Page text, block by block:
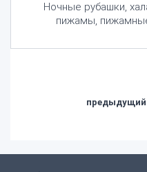
Ночные рубашки,
пижамы,
предыдущий